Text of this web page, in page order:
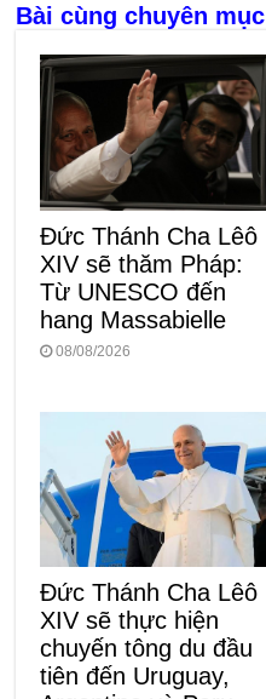
o
k
er p
Bài cùng chuyên mục
Đức Thánh Cha Lêô
XIV sẽ thăm Pháp:
Từ UNESCO đến
hang Massabielle
08/08/2026
Đức Thánh Cha Lêô
XIV sẽ thực hiện
chuyến tông du đầu
tiên đến Uruguay,